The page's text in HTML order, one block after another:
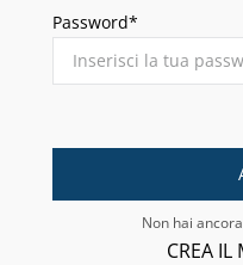
Password*
Non hai
CREA IL